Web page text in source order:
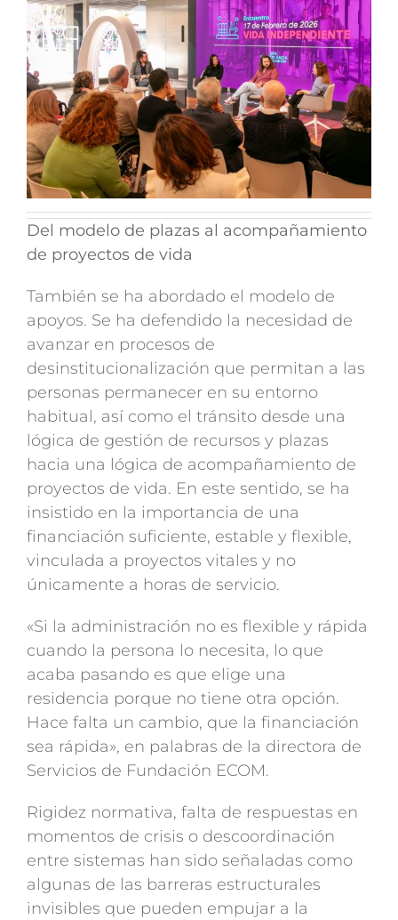
Del modelo de plazas al acompañamiento
de proyectos de vida
También se ha abordado el modelo de
apoyos. Se ha defendido la necesidad de
avanzar en procesos de
desinstitucionalización que permitan a las
personas permanecer en su entorno
habitual, así como el tránsito desde una
lógica de gestión de recursos y plazas
hacia una lógica de acompañamiento de
proyectos de vida. En este sentido, se ha
insistido en la importancia de una
financiación suficiente, estable y flexible,
vinculada a proyectos vitales y no
únicamente a horas de servicio.
«Si la administración no es flexible y rápida
cuando la persona lo necesita, lo que
acaba pasando es que elige una
residencia porque no tiene otra opción.
Hace falta un cambio, que la financiación
sea rápida», en palabras de la directora de
Servicios de Fundación ECOM.
Rigidez normativa, falta de respuestas en
momentos de crisis o descoordinación
entre sistemas han sido señaladas como
algunas de las barreras estructurales
invisibles que pueden empujar a la